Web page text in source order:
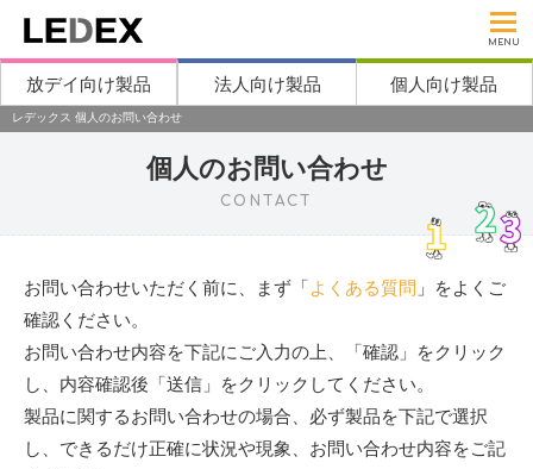
MENU
放デイ向け製品 法人向け製品 個人向け製品
レデックス 個人のお問い合わせ
個人のお問い合わせ
CONTACT
お問い合わせいただく前に、まず「よくある質問 」をよくご
確認ください。
お問い合わせ内容を下記にご入力の上、「確認」をクリック
し、内容確認後「送信」をクリックしてください。
製品に関するお問い合わせの場合、必ず製品を下記で選択
し、できるだけ正確に状況や現象、お問い合わせ内容をご記